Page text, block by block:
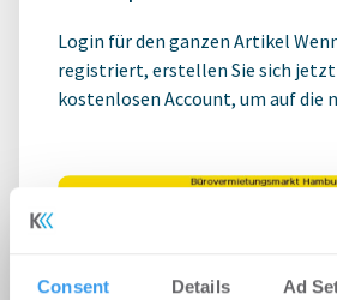
Consent Details Ad
Login für den ganzen Artikel
registriert, erstellen Sie sich
kostenlosen Account, um auf die